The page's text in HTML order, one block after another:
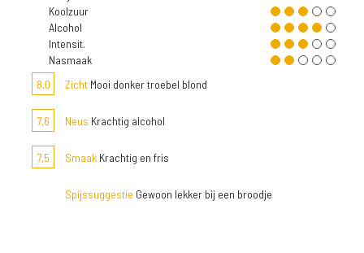
Koolzuur
Alcohol
Intensit.
Nasmaak
8,0
Zicht Mooi donker troebel blond
7,6 Neus Krachtig alcohol
7,5 Smaak Krachtig en fris
Spijssuggestie Gewoon lekker bij een broodje